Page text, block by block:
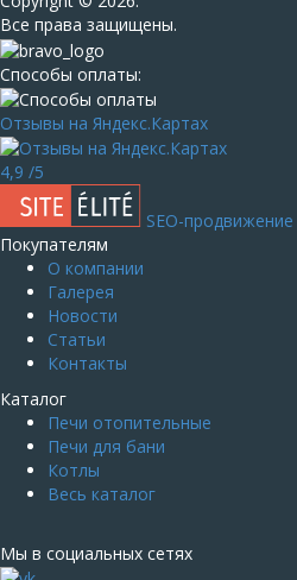
Все права защищены.
Способы оплаты:
Отзывы на Яндекс.Картах
4,9 /5
SEO-продвижение
Покупателям
О компании
Галерея
Новости
Статьи
Контакты
Каталог
Печи отопительные
Печи для бани
Котлы
Весь каталог
Мы в социальных сетях